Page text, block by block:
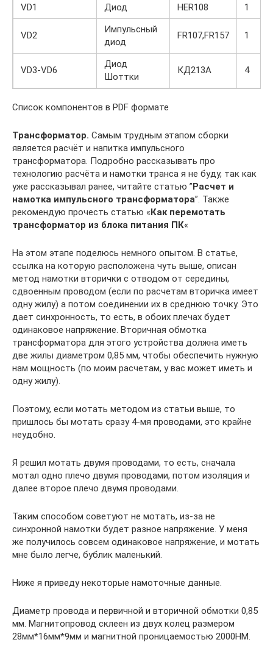
VD1 Диод HER108 1
VD2
Импульсный
диод
FR107,FR157 1
VD3-VD6
Диод
Шоттки
КД213А 4
Список компонентов в PDF формате
Трансформатор. Самым трудным этапом сборки
является расчёт и напитка импульсного
трансформатора. Подробно рассказывать про
технологию расчёта и намотки транса я не буду, так как
уже рассказывал ранее, читайте статью ”Расчет и
намотка импульсного трансформатора”. Также
рекомендую прочесть статью «Как перемотать
трансформатор из блока питания ПК«
На этом этапе поделюсь немного опытом. В статье,
ссылка на которую расположена чуть выше, описан
метод намотки вторички с отводом от середины,
сдвоенным проводом (если по расчетам вторичка имеет
одну жилу) а потом соединении их в среднюю точку. Это
дает синхронность, то есть, в обоих плечах будет
одинаковое напряжение. Вторичная обмотка
трансформатора для этого устройства должна иметь
две жилы диаметром 0,85 мм, чтобы обеспечить нужную
нам мощность (по моим расчетам, у вас может иметь и
одну жилу).
Поэтому, если мотать методом из статьи выше, то
пришлось бы мотать сразу 4-мя проводами, это крайне
неудобно.
Я решил мотать двумя проводами, то есть, сначала
мотал одно плечо двумя проводами, потом изоляция и
далее второе плечо двумя проводами.
Таким способом советуют не мотать, из-за не
синхронной намотки будет разное напряжение. У меня
же получилось совсем одинаковое напряжение, и мотать
мне было легче, бублик маленький.
Ниже я приведу некоторые намоточные данные.
Диаметр провода и первичной и вторичной обмотки 0,85
мм. Магнитопровод склеен из двух колец размером
28мм*16мм*9мм и магнитной проницаемостью 2000НМ.